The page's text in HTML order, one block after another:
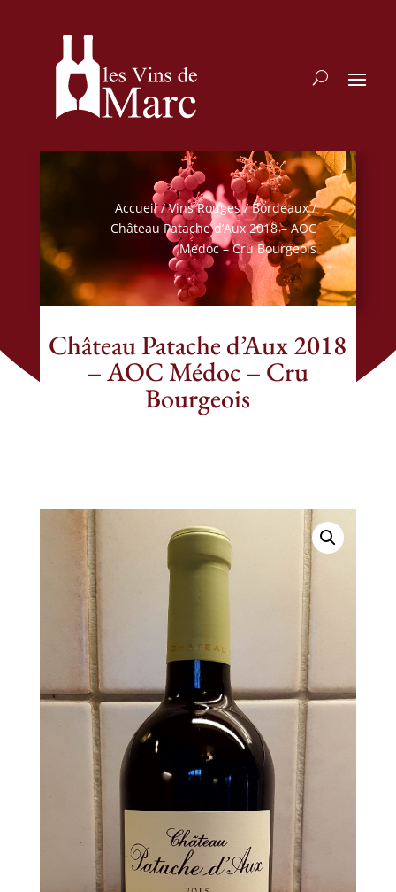
Accueil/Vins Rouges/Bordeaux/
Château Patache d’Aux 2018 – AOC
Médoc – Cru Bourgeois
Château Patache d’Aux 2018
– AOC Médoc – Cru
Bourgeois